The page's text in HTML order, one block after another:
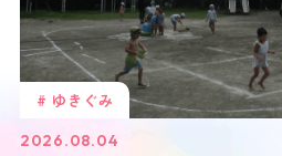
# ゆきぐみ
2026.08.04